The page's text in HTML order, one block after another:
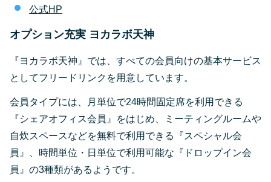
公式HP
オプション充実 ヨカラボ天神
『ヨカラボ天神』では、すべての会員向けの基本サービス
としてフリードリンクを用意しています。
会員タイプには、月単位で24時間固定席を利用できる
『シェアオフィス会員』をはじめ、ミーティングルームや
自炊スペースなどを無料で利用できる『スペシャル会
員』、時間単位・日単位で利用可能な『ドロップイン会
員』の3種類があるようです。